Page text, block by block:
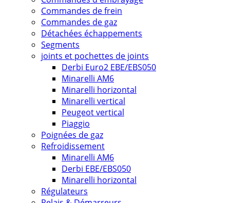
Commandes de frein
Commandes de gaz
Détachées échappements
Segments
joints et pochettes de joints
Derbi Euro2 EBE/EBS050
Minarelli AM6
Minarelli horizontal
Minarelli vertical
Peugeot vertical
Piaggio
Poignées de gaz
Refroidissement
Minarelli AM6
Derbi EBE/EBS050
Minarelli horizontal
Régulateurs